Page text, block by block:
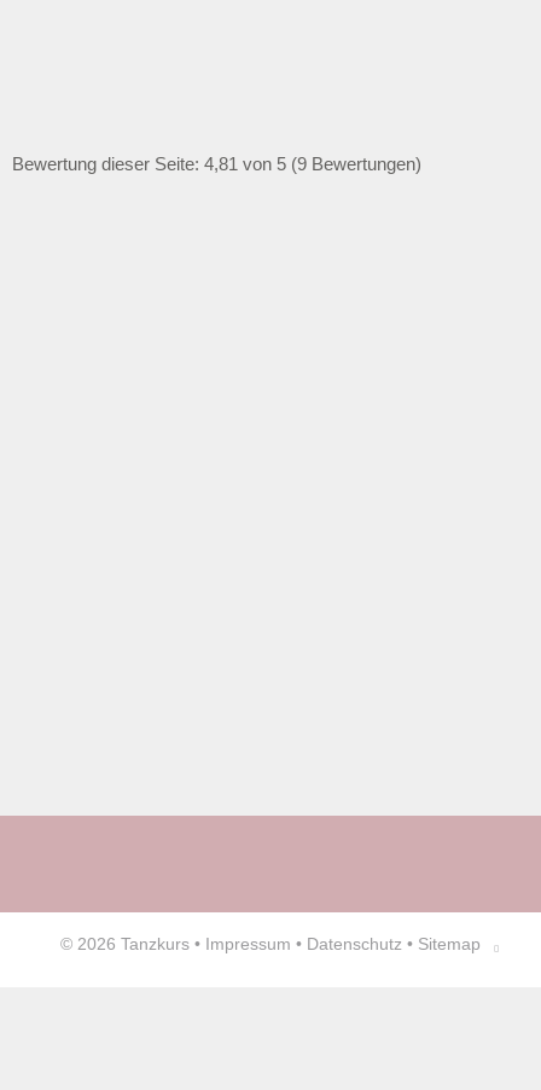
Bewertung dieser Seite: 4,81 von 5 (9 Bewertungen)
© 2026 Tanzkurs • Impressum • Datenschutz • Sitemap